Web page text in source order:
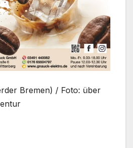
Bremen) / Foto: über